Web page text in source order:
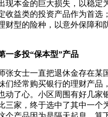
现本金的巨大损失，以稳定
收益类的投资产品作为首选
财型的险种，以意外保障和
多投“保本型”产品
女士一直把退休金存在某
们经常购买银行的理财产品
动了心。小区周围有好几家
三家，终于选中了其中一个